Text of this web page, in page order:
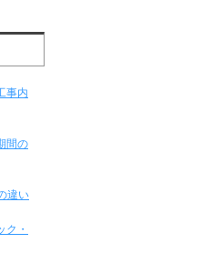
事内
間の
違い
ク・